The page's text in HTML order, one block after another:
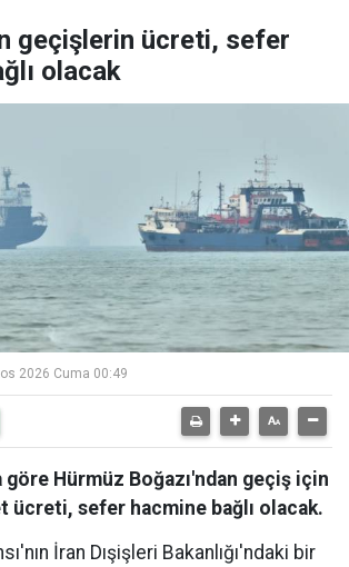
geçişlerin ücreti, sefer
olacak
2026 Cuma 00:49
göre Hürmüz Boğazı'ndan geçiş için
ücreti, sefer hacmine bağlı olacak.
İran Dışişleri Bakanlığı'ndaki bir